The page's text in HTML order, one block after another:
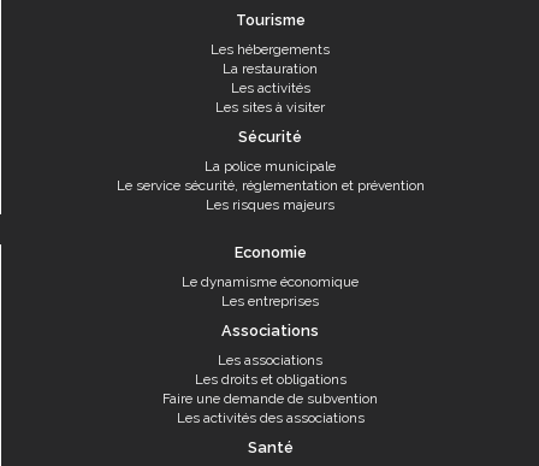
Tourisme
Les hébergements
La restauration
Les activités
Les sites à visiter
Sécurité
La police municipale
Le service sécurité, réglementation et prévention
Les risques majeurs
Economie
Le dynamisme économique
Les entreprises
Associations
Les associations
Les droits et obligations
Faire une demande de subvention
Les activités des associations
Santé